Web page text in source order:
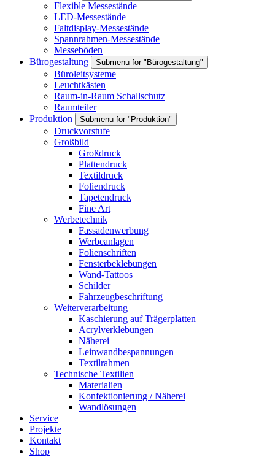
Flexible Messestände
LED-Messestände
Faltdisplay-Messestände
Spannrahmen-Messestände
Messeböden
Bürogestaltung
Submenu for "Bürogestaltung"
Büroleitsysteme
Leuchtkästen
Raum-in-Raum Schallschutz
Raumteiler
Produktion
Submenu for "Produktion"
Druckvorstufe
Großbild
Großdruck
Plattendruck
Textildruck
Foliendruck
Tapetendruck
Fine Art
Werbetechnik
Fassadenwerbung
Werbeanlagen
Folienschriften
Fensterbeklebungen
Wand-Tattoos
Schilder
Fahrzeugbeschriftung
Weiterverarbeitung
Kaschierung auf Trägerplatten
Acrylverklebungen
Näherei
Leinwandbespannungen
Textilrahmen
Technische Textilien
Materialien
Konfektionierung / Näherei
Wandlösungen
Service
Projekte
Kontakt
Shop